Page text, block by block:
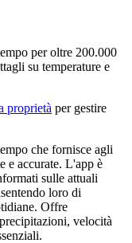
per oltre 200.000
su temperature e
proprietà per gestire
che fornisce agli
e accurate. L'app è
sulle attuali
loro di
Offre
velocità